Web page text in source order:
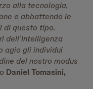
alla tecnologia,
e abbattendo le
di questo tipo.
dell’Intelligenza
agio gli individui
del nostro modus
Daniel Tomasini,